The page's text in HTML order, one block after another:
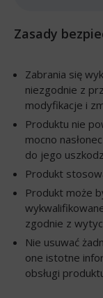
Zasady
Zabrania się
niezgodnie z
modyfikacje i
Produktu nie
mocno
do jego
Produkt
Produkt może
zgodnie z
Nie usuwać
one istotne
obsługi